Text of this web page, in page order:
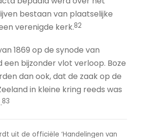
bestaan van plaatselijke
verenigde kerk.82
1869 op de synode van
een bijzonder vlot verloop. Boze
dan ook, dat de zaak op de
in kleine kring reeds was
83
uit de officiële ‘Handelingen van